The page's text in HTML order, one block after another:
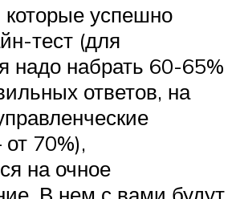
которые успешно
тест (для
надо набрать 60-65%
ответов, на
70%),
на очное